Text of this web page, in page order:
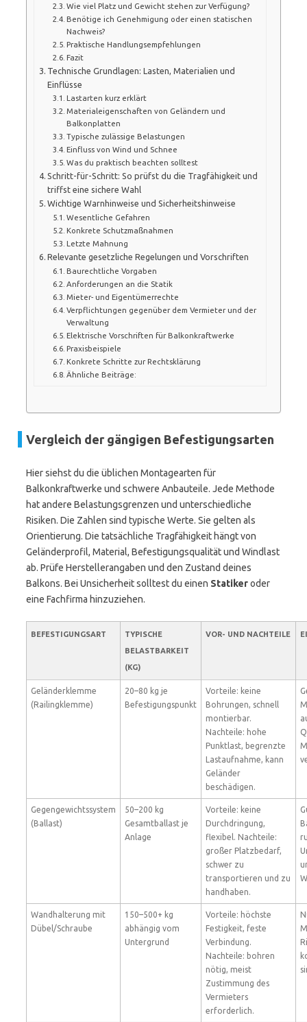
Wie viel Platz und Gewicht stehen zur Verfügung?
Benötige ich Genehmigung oder einen statischen
Nachweis?
Praktische Handlungsempfehlungen
Fazit
Technische Grundlagen: Lasten, Materialien und
Einflüsse
Lastarten kurz erklärt
Materialeigenschaften von Geländern und
Balkonplatten
Typische zulässige Belastungen
Einfluss von Wind und Schnee
Was du praktisch beachten solltest
Schritt-für-Schritt: So prüfst du die Tragfähigkeit und
triffst eine sichere Wahl
Wichtige Warnhinweise und Sicherheitshinweise
Wesentliche Gefahren
Konkrete Schutzmaßnahmen
Letzte Mahnung
Relevante gesetzliche Regelungen und Vorschriften
Baurechtliche Vorgaben
Anforderungen an die Statik
Mieter- und Eigentümerrechte
Verpflichtungen gegenüber dem Vermieter und der
Verwaltung
Elektrische Vorschriften für Balkonkraftwerke
Praxisbeispiele
Konkrete Schritte zur Rechtsklärung
Ähnliche Beiträge:
Vergleich der gängigen Befestigungsarten
Hier siehst du die üblichen Montagearten für
Balkonkraftwerke und schwere Anbauteile. Jede Methode
hat andere Belastungsgrenzen und unterschiedliche
Risiken. Die Zahlen sind typische Werte. Sie gelten als
Orientierung. Die tatsächliche Tragfähigkeit hängt von
Geländerprofil, Material, Befestigungsqualität und Windlast
ab. Prüfe Herstellerangaben und den Zustand deines
Balkons. Bei Unsicherheit solltest du einen Statikeroder
eine Fachfirma hinzuziehen.
BEFESTIGUNGSART
TYPISCHE
BELASTBARKEIT
(KG)
VOR- UND NACHTEILE
Geländerklemme
(Railingklemme)
20–80 kg je
Befestigungspunkt
Vorteile: keine
Bohrungen, schnell
montierbar.
Nachteile: hohe
Punktlast, begrenzte
Lastaufnahme, kann
Geländer
beschädigen.
Gegengewichtssystem
(Ballast)
50–200 kg
Gesamtballast je
Anlage
Vorteile: keine
Durchdringung,
flexibel. Nachteile:
großer Platzbedarf,
schwer zu
transportieren und zu
handhaben.
Wandhalterung mit
Dübel/Schraube
150–500+ kg
abhängig vom
Untergrund
Vorteile: höchste
Festigkeit, feste
Verbindung.
Nachteile: bohren
nötig, meist
Zustimmung des
Vermieters
erforderlich.